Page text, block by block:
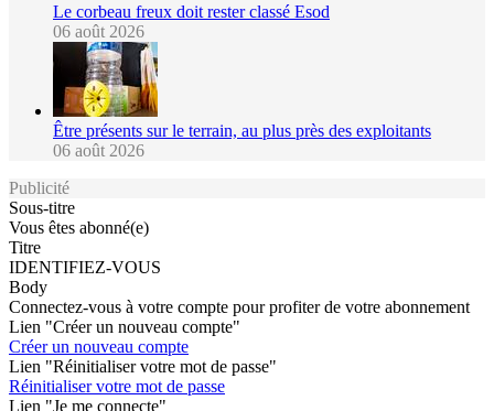
Le corbeau freux doit rester classé Esod
06 août 2026
Être présents sur le terrain, au plus près des exploitants
06 août 2026
Publicité
Sous-titre
Vous êtes abonné(e)
Titre
IDENTIFIEZ-VOUS
Body
Connectez-vous à votre compte pour profiter de votre abonnement
Lien "Créer un nouveau compte"
Créer un nouveau compte
Lien "Réinitialiser votre mot de passe"
Réinitialiser votre mot de passe
Lien "Je me connecte"